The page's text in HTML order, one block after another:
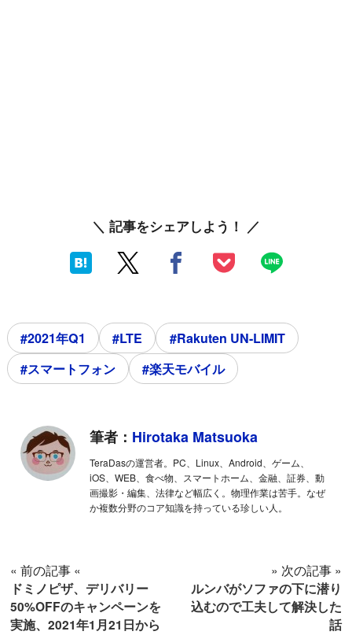
＼ 記事をシェアしよう！ ／
#2021年Q1 #LTE
#Rakuten UN-LIMIT
#スマートフォン
#楽天モバイル
筆者： Hirotaka Matsuoka
TeraDasの運営者。PC、Linux、Android、ゲーム、
iOS、WEB、食べ物、スマートホーム、金融、証券、動
画撮影・編集、法律など幅広く。物理作業は苦手。なぜ
か複数分野のコア知識を持っている珍しい人。
« 前の記事 «
ドミノピザ、デリバリー
50%OFFのキャンペーンを
実施、2021年1月21日から
» 次の記事 »
ルンバがソファの下に潜り
込むので工夫して解決した
話